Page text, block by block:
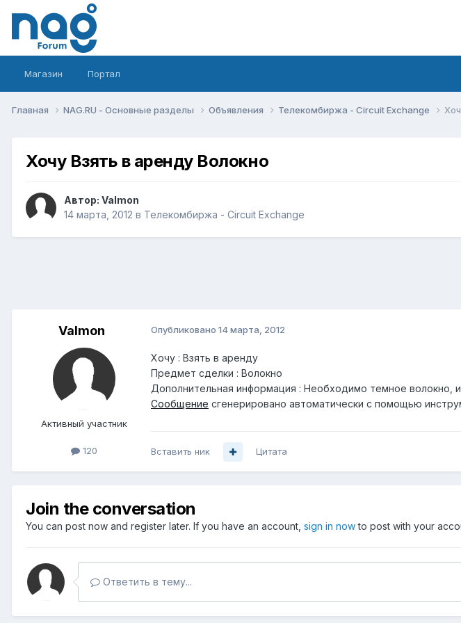
Магазин Портал
Главная NAG.RU - Основные разделы Объявления Телекомбиржа - Circuit Exchange
Хочу Взять в аренду Волокно
Автор: Valmon
14 марта, 2012 в Телекомбиржа - Circuit Exchange
Valmon
Активный участник
120
Опубликовано 14 марта, 2012
Хочу : Взять в аренду
Предмет сделки : Волокно
Дополнительная информация : Необходимо темное волокно,
Сообщение сгенерировано автоматически с помощью
Вставить ник Цитата
Join the conversation
You can post now and register later. If you have an account, sign in nowto post with your
Ответить в тему...